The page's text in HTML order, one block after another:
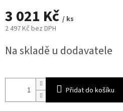
3 021 Kč / ks
2 497 Kč bez DPH
cena:
Na skladě u dodavatele
Přidat do košíku